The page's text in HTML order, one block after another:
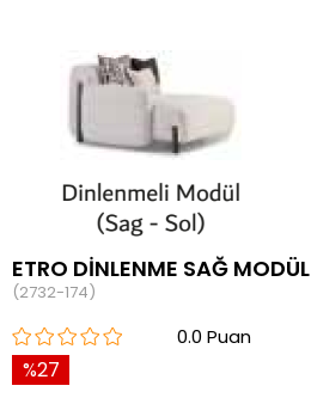
ETRO DİNLENME SAĞ MODÜL
(2732-174)
0.0
27